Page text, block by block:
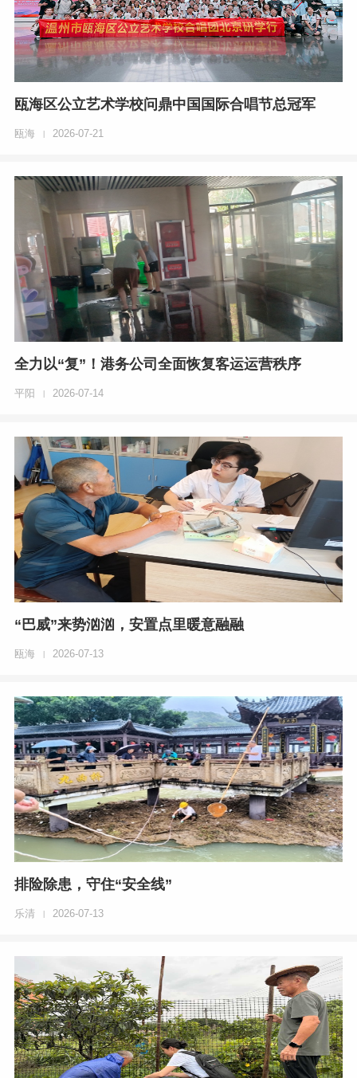
瓯海区公立艺术学校问鼎中国国际合唱节总冠军
瓯海 | 2026-07-21
全力以“复”！港务公司全面恢复客运运营秩序
平阳 | 2026-07-14
“巴威”来势汹汹，安置点里暖意融融
瓯海 | 2026-07-13
排险除患，守住“安全线”
乐清 | 2026-07-13